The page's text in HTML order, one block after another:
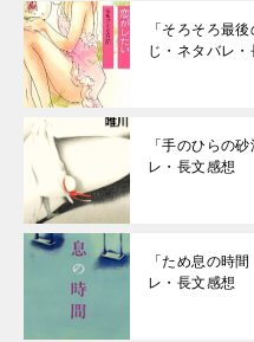
「そろそろ最
じ・ネタバレ・
「手のひらの
レ・長文感想
「ため息の時
レ・長文感想